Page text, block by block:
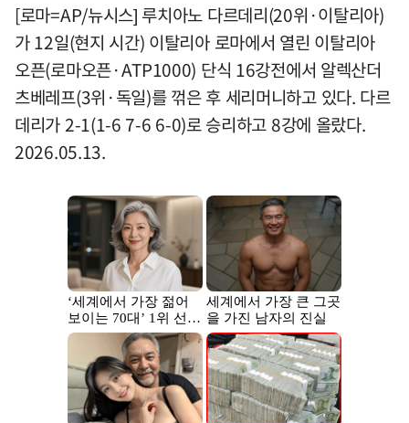
[로마=AP/뉴시스] 루치아노 다르데리(20위·이탈리아)
가 12일(현지 시간) 이탈리아 로마에서 열린 이탈리아
오픈(로마오픈·ATP1000) 단식 16강전에서 알렉산더
츠베레프(3위·독일)를 꺾은 후 세리머니하고 있다. 다르
데리가 2-1(1-6 7-6 6-0)로 승리하고 8강에 올랐다.
2026.05.13.